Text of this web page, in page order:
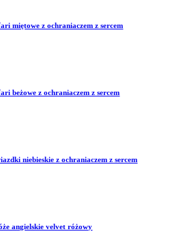
miętowe z ochraniaczem z sercem
beżowe z ochraniaczem z sercem
niebieskie z ochraniaczem z sercem
angielskie velvet różowy